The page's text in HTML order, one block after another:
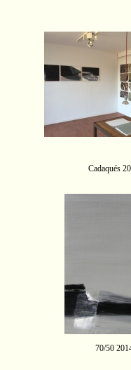
Cadaqués
70/50